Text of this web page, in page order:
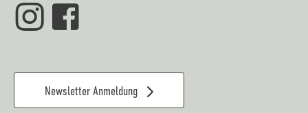
Newsletter Anmeldung